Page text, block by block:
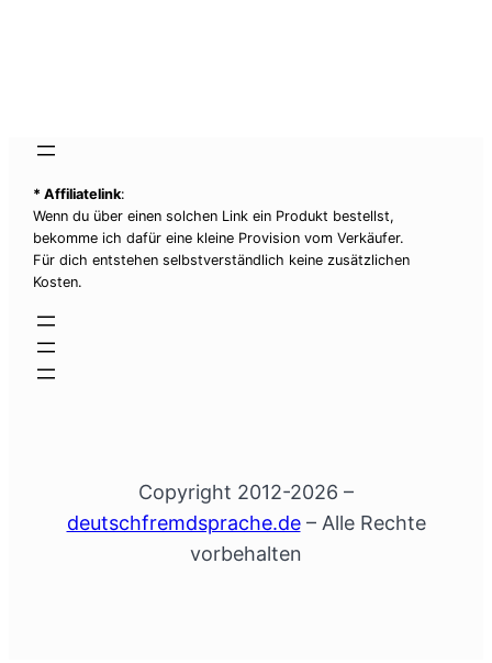
* Affiliatelink:
Wenn du über einen solchen Link ein Produkt bestellst,
bekomme ich dafür eine kleine Provision vom Verkäufer.
Für dich entstehen selbstverständlich keine zusätzlichen
Kosten.
Copyright 2012-2026 –
deutschfremdsprache.de– Alle Rechte
vorbehalten